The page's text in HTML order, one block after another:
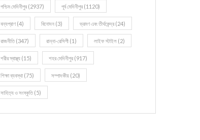
পশ্চিম মেদিনীপুর (2937) পূর্ব মেদিনীপুর (1120)
বন্যপ্রাণ (4) বিনোদন (3) ভ্রমণ এবং তীর্থকেন্দ্র (24)
রাজনীতি(347) রান্না-রেসিপী (1) লাইফ স্টাইল (2)
শরীর স্বাস্থ্য (15) শহর মেদিনীপুর (917)
শিক্ষা ব্যবস্থা (75) সম্পাদকীয় (20)
সাহিত্য ও সংস্কৃতি(5)